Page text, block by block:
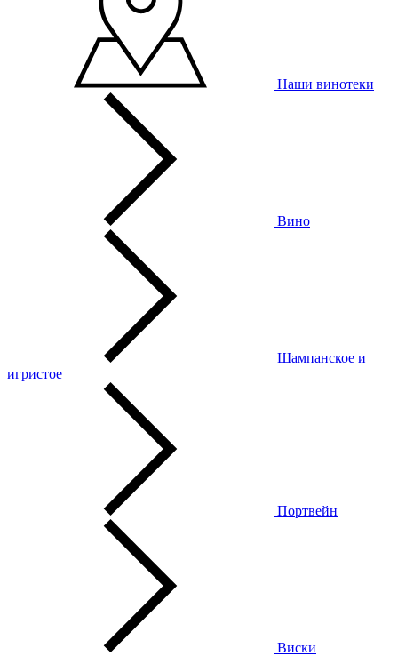
Наши винотеки
Вино
Шампанское и
игристое
Портвейн
Виски